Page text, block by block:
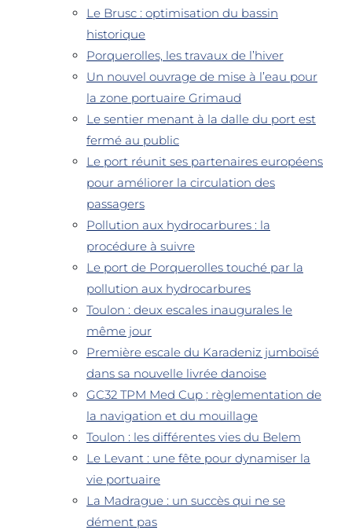
Le Brusc : optimisation du bassin
historique
Porquerolles, les travaux de l’hiver
Un nouvel ouvrage de mise à l’eau pour
la zone portuaire Grimaud
Le sentier menant à la dalle du port est
fermé au public
Le port réunit ses partenaires européens
pour améliorer la circulation des
passagers
Pollution aux hydrocarbures : la
procédure à suivre
Le port de Porquerolles touché par la
pollution aux hydrocarbures
Toulon : deux escales inaugurales le
même jour
Première escale du Karadeniz jumboïsé
dans sa nouvelle livrée danoise
GC32 TPM Med Cup : règlementation de
la navigation et du mouillage
Toulon : les différentes vies du Belem
Le Levant : une fête pour dynamiser la
vie portuaire
La Madrague : un succès qui ne se
dément pas